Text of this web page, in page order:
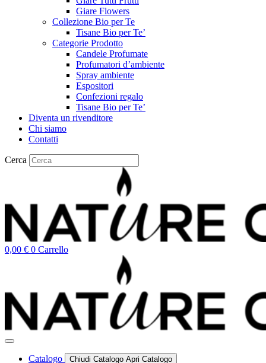
Giare Flowers
Collezione Bio per Te
Tisane Bio per Te’
Categorie Prodotto
Candele Profumate
Profumatori d’ambiente
Spray ambiente
Espositori
Confezioni regalo
Tisane Bio per Te’
Diventa un rivenditore
Chi siamo
Contatti
Cerca
0,00 € 0 Carrello
Catalogo Chiudi Catalogo Apri Catalogo